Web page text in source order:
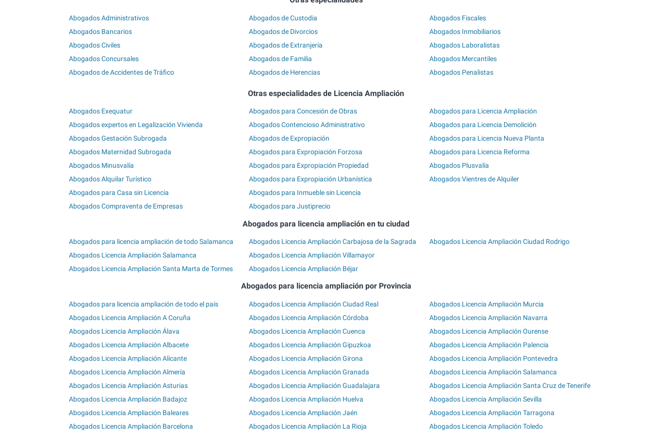
Abogados Administrativos
Abogados Bancarios
Abogados Civiles
Abogados Concursales
Abogados de Accidentes de Tráfico
Abogados de Custodia
Abogados de Divorcios
Abogados de Extranjería
Abogados de Familia
Abogados de Herencias
Abogados Fiscales
Abogados Inmobiliarios
Abogados Laboralistas
Abogados Mercantiles
Abogados Penalistas
Otras especialidades de Licencia Ampliación
Abogados Exequatur
Abogados expertos en Legalización Vivienda
Abogados Gestación Subrogada
Abogados Maternidad Subrogada
Abogados Minusvalía
Abogados Alquilar Turístico
Abogados para Casa sin Licencia
Abogados Compraventa de Empresas
Abogados para Concesión de Obras
Abogados Contencioso Administrativo
Abogados de Expropiación
Abogados para Expropiación Forzosa
Abogados para Expropiación Propiedad
Abogados para Expropiación Urbanística
Abogados para Inmueble sin Licencia
Abogados para Justiprecio
Abogados para Licencia Ampliación
Abogados para Licencia Demolición
Abogados para Licencia Nueva Planta
Abogados para Licencia Reforma
Abogados Plusvalía
Abogados Vientres de Alquiler
Abogados para licencia ampliación en tu ciudad
Abogados para licencia ampliación de todo Salamanca
Abogados Licencia Ampliación Salamanca
Abogados Licencia Ampliación Santa Marta de Tormes
Abogados Licencia Ampliación Carbajosa de la Sagrada
Abogados Licencia Ampliación Villamayor
Abogados Licencia Ampliación Béjar
Abogados Licencia Ampliación Ciudad Rodrigo
Abogados para licencia ampliación por Provincia
Abogados para licencia ampliación de todo el país
Abogados Licencia Ampliación A Coruña
Abogados Licencia Ampliación Álava
Abogados Licencia Ampliación Albacete
Abogados Licencia Ampliación Alicante
Abogados Licencia Ampliación Almería
Abogados Licencia Ampliación Asturias
Abogados Licencia Ampliación Badajoz
Abogados Licencia Ampliación Baleares
Abogados Licencia Ampliación Barcelona
Abogados Licencia Ampliación Ciudad Real
Abogados Licencia Ampliación Córdoba
Abogados Licencia Ampliación Cuenca
Abogados Licencia Ampliación Gipuzkoa
Abogados Licencia Ampliación Girona
Abogados Licencia Ampliación Granada
Abogados Licencia Ampliación Guadalajara
Abogados Licencia Ampliación Huelva
Abogados Licencia Ampliación Jaén
Abogados Licencia Ampliación La Rioja
Abogados Licencia Ampliación Murcia
Abogados Licencia Ampliación Navarra
Abogados Licencia Ampliación Ourense
Abogados Licencia Ampliación Palencia
Abogados Licencia Ampliación Pontevedra
Abogados Licencia Ampliación Salamanca
Abogados Licencia Ampliación Santa Cruz de Tenerife
Abogados Licencia Ampliación Sevilla
Abogados Licencia Ampliación Tarragona
Abogados Licencia Ampliación Toledo